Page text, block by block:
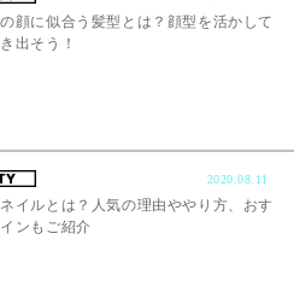
顔に似合う髪型とは？顔型を活かして
出そう！
2020.08.11
イルとは？人気の理由ややり方、おす
ンもご紹介